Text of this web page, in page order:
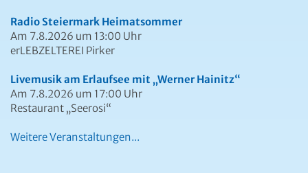
Radio Steiermark Heimatsommer
Am 7.8.2026 um 13:00 Uhr
erLEBZELTEREI Pirker
Livemusik am Erlaufsee mit „Werner Hainitz“
Am 7.8.2026 um 17:00 Uhr
Restaurant „Seerosi“
Weitere Veranstaltungen...